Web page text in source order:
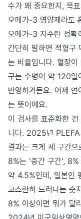
수가 왜 중요한지, 목
오메가-3 영양제라도
오메가-3 지수란 정확
간단히 말하면 적혈
는 비율입니다. 혈장
구는 수명이 약 120일
반영하거든요. 어제
는 뜻이에요.
이 검사를 표준화한
니다. 2025년 PLEFA
결과는 크게 세 구간
8%는 '중간 구간', 8%
약 4.5%인데, 일본인
고스란히 드러나는 숫
8% 이상이면 뭐가 달